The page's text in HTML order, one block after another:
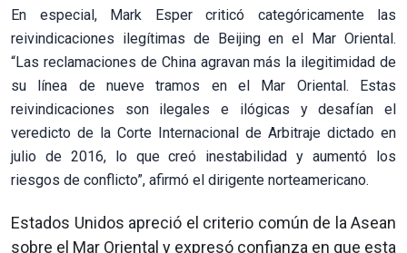
En especial, Mark Esper criticó categóricamente las
reivindicaciones ilegítimas de Beijing en el Mar Oriental.
“Las reclamaciones de China agravan más la ilegitimidad de
su línea de nueve tramos en el Mar Oriental. Estas
reivindicaciones son ilegales e ilógicas y desafían el
veredicto de la Corte Internacional de Arbitraje dictado en
julio de 2016, lo que creó inestabilidad y aumentó los
riesgos de conflicto”, afirmó el dirigente norteamericano.
Estados Unidos apreció el criterio común de la Asean
sobre el Mar Oriental y expresó confianza en que esta